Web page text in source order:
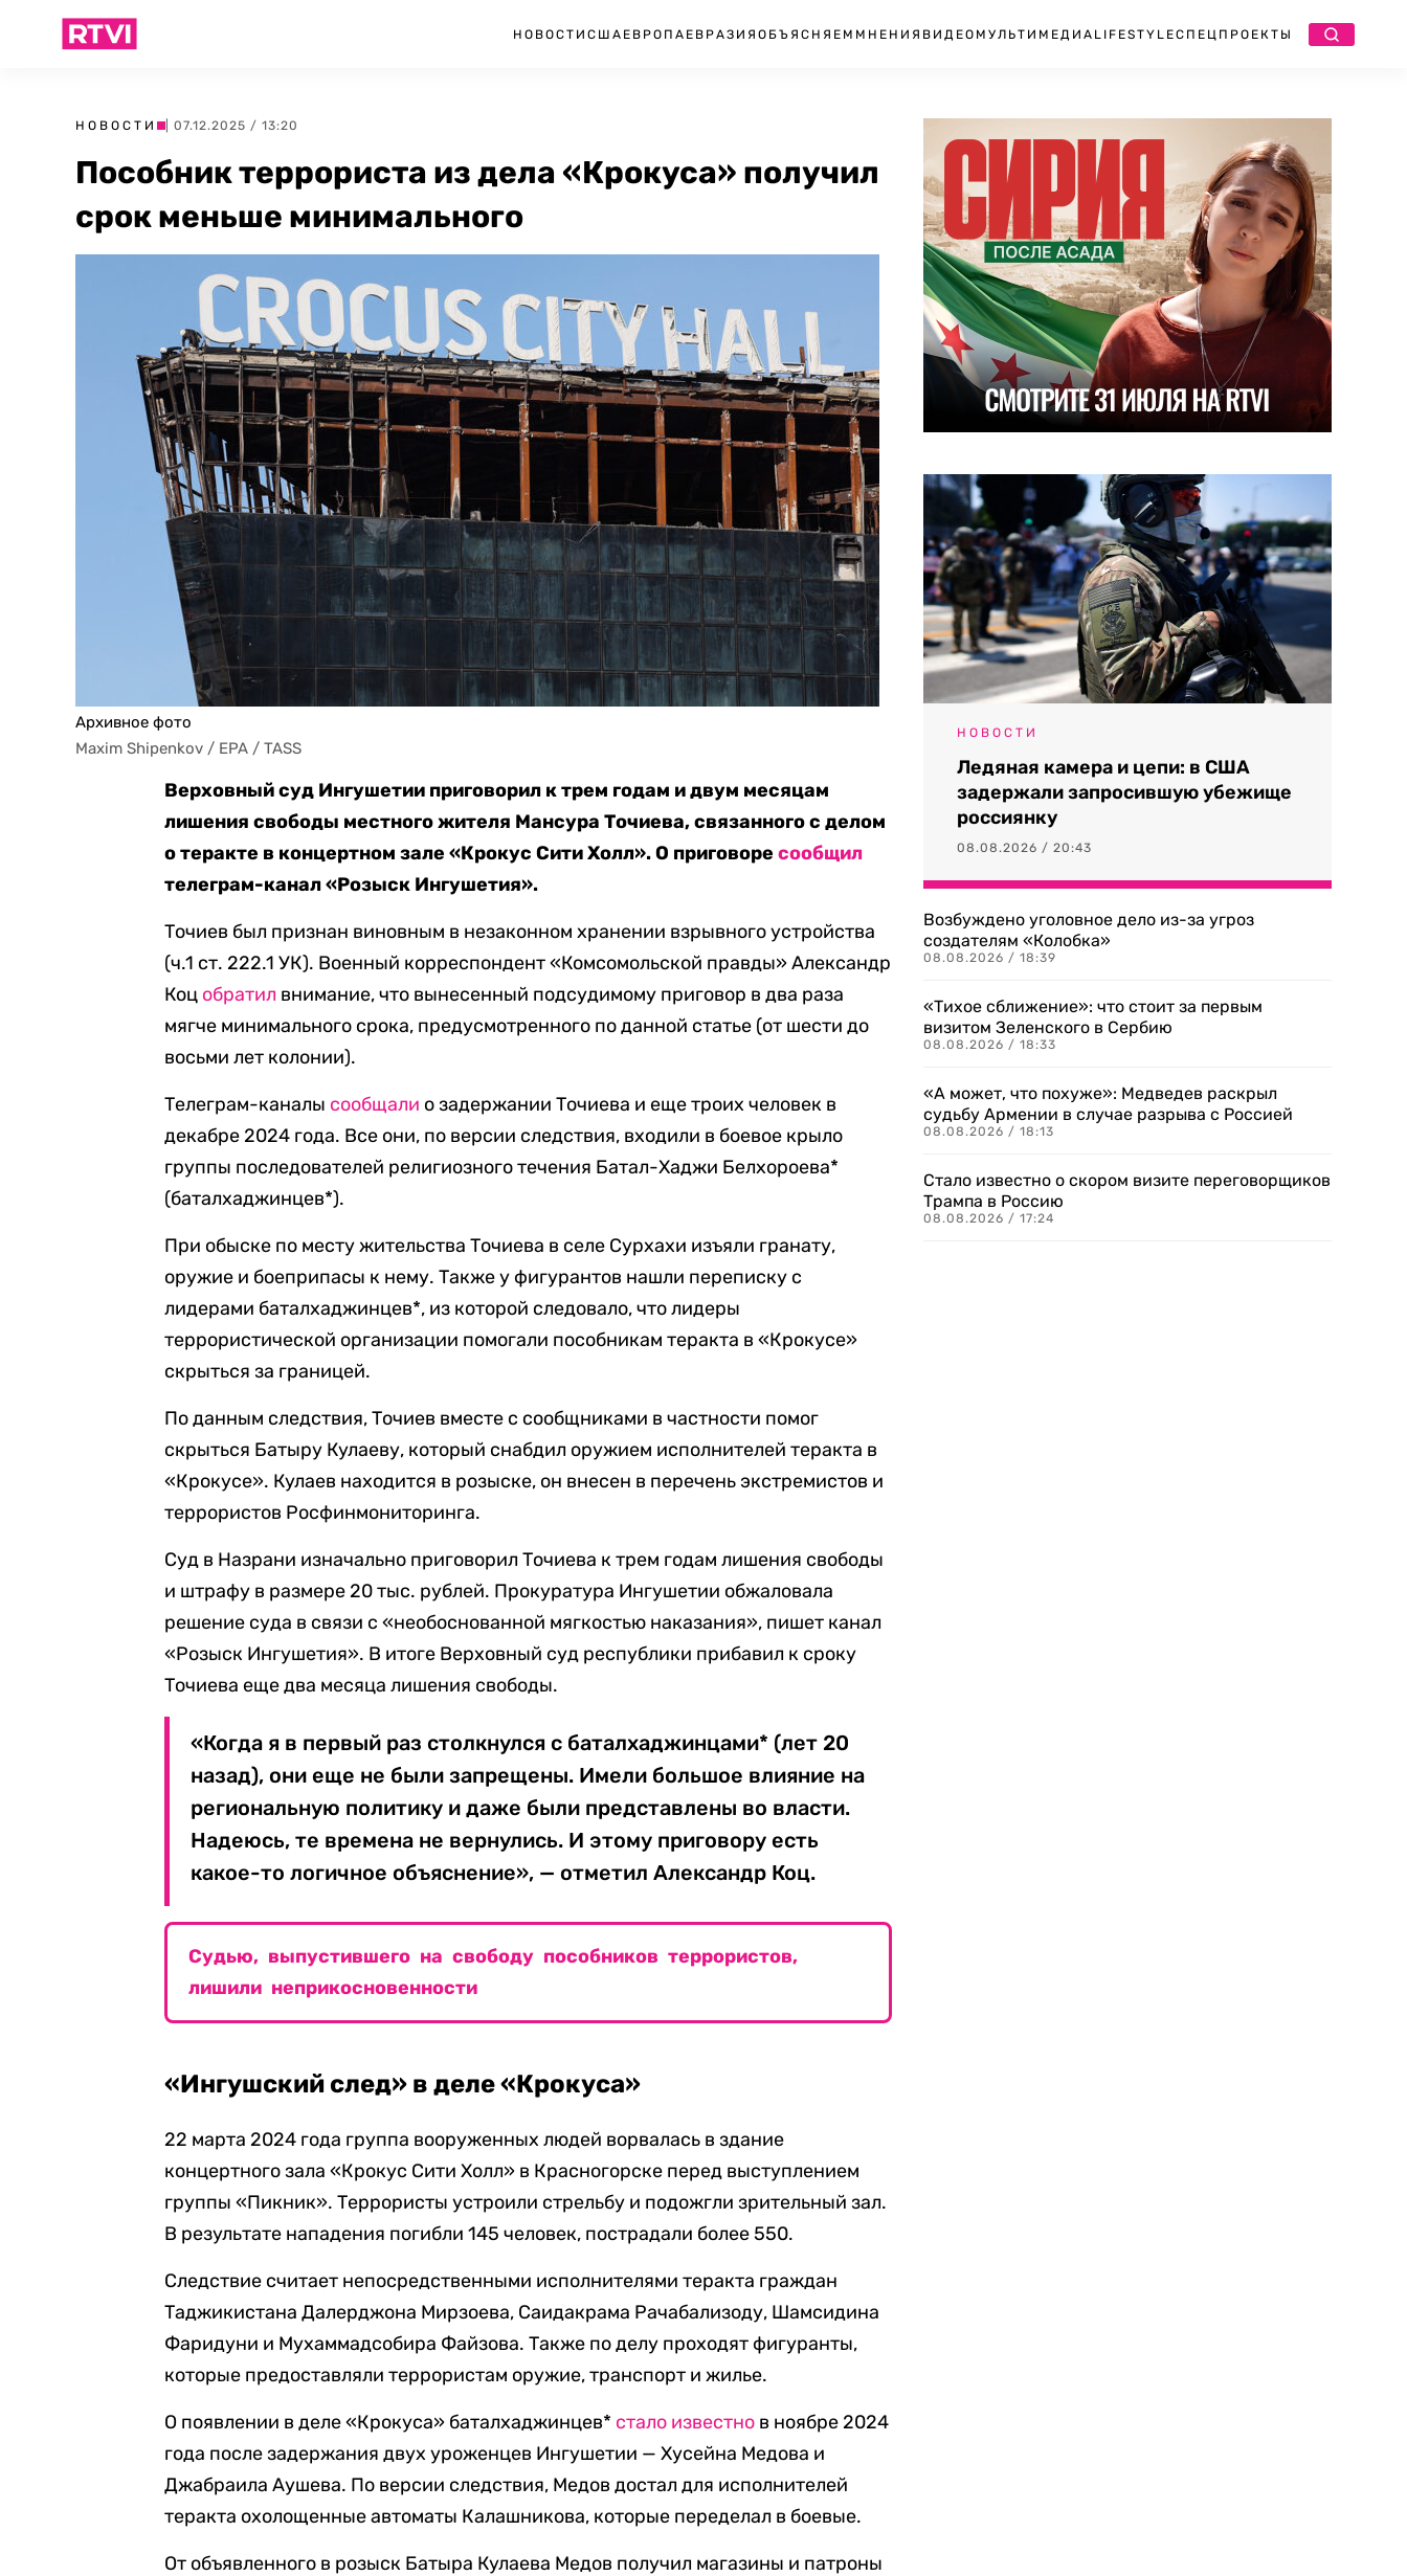
НОВОСТИ США ЕВРОПА ЕВРАЗИЯ ОБЪЯСНЯЕМ МНЕНИЯ ВИДЕО МУЛЬТИМЕДИА LIFESTYLEСПЕЦПРОЕКТЫ
НОВОСТИ | 07.12.2025 / 13:20
Пособник террориста из дела «Крокуса» получил
срок меньше минимального
Архивное фото
Maxim Shipenkov / EPA / TASS
Верховный суд Ингушетии приговорил к трем годам и двум месяцам
лишения свободы местного жителя Мансура Точиева, связанного с делом
о теракте в концертном зале «Крокус Сити Холл». О приговоресообщил
телеграм-канал «Розыск Ингушетия».
Точиев был признан виновным в незаконном хранении взрывного устройства
(ч.1 ст. 222.1 УК). Военный корреспондент «Комсомольской правды» Александр
Коц обратил внимание, что вынесенный подсудимому приговор в два раза
мягче минимального срока, предусмотренного по данной статье (от шести до
восьми лет колонии).
Телеграм-каналы сообщали о задержании Точиева и еще троих человек в
декабре 2024 года. Все они, по версии следствия, входили в боевое крыло
группы последователей религиозного течения Батал-Хаджи Белхороева*
(баталхаджинцев*).
При обыске по месту жительства Точиева в селе Сурхахи изъяли гранату,
оружие и боеприпасы к нему. Также у фигурантов нашли переписку с
лидерами баталхаджинцев*, из которой следовало, что лидеры
террористической организации помогали пособникам теракта в «Крокусе»
скрыться за границей.
По данным следствия, Точиев вместе с сообщниками в частности помог
скрыться Батыру Кулаеву, который снабдил оружием исполнителей теракта в
«Крокусе». Кулаев находится в розыске, он внесен в перечень экстремистов и
террористов Росфинмониторинга.
Суд в Назрани изначально приговорил Точиева к трем годам лишения свободы
и штрафу в размере 20 тыс. рублей. Прокуратура Ингушетии обжаловала
решение суда в связи с «необоснованной мягкостью наказания», пишет канал
«Розыск Ингушетия». В итоге Верховный суд республики прибавил к сроку
Точиева еще два месяца лишения свободы.
«Когда я в первый раз столкнулся с баталхаджинцами* (лет 20
назад), они еще не были запрещены. Имели большое влияние на
региональную политику и даже были представлены во власти.
Надеюсь, те времена не вернулись. И этому приговору есть
какое-то логичное объяснение», — отметил Александр Коц.
Судью, выпустившего на свободу пособников террористов,
лишили неприкосновенности
«Ингушский след» в деле «Крокуса»
22 марта 2024 года группа вооруженных людей ворвалась в здание
концертного зала «Крокус Сити Холл» в Красногорске перед выступлением
группы «Пикник». Террористы устроили стрельбу и подожгли зрительный зал.
В результате нападения погибли 145 человек, пострадали более 550.
Следствие считает непосредственными исполнителями теракта граждан
Таджикистана Далерджона Мирзоева, Саидакрама Рачабализоду, Шамсидина
Фаридуни и Мухаммадсобира Файзова. Также по делу проходят фигуранты,
которые предоставляли террористам оружие, транспорт и жилье.
О появлении в деле «Крокуса» баталхаджинцев* стало известно в ноябре 2024
года после задержания двух уроженцев Ингушетии — Хусейна Медова и
Джабраила Аушева. По версии следствия, Медов достал для исполнителей
теракта охолощенные автоматы Калашникова, которые переделал в боевые.
От объявленного в розыск Батыра Кулаева Медов получил магазины и патроны
НОВОСТИ
Ледяная камера и цепи: в США
задержали запросившую убежище
россиянку
08.08.2026 / 20:43
Возбуждено уголовное дело из-за угроз
создателям «Колобка»
08.08.2026 / 18:39
«Тихое сближение»: что стоит за первым
визитом Зеленского в Сербию
08.08.2026 / 18:33
«А может, что похуже»: Медведев раскрыл
судьбу Армении в случае разрыва с Россией
08.08.2026 / 18:13
Стало известно о скором визите переговорщиков
Трампа в Россию
08.08.2026 / 17:24